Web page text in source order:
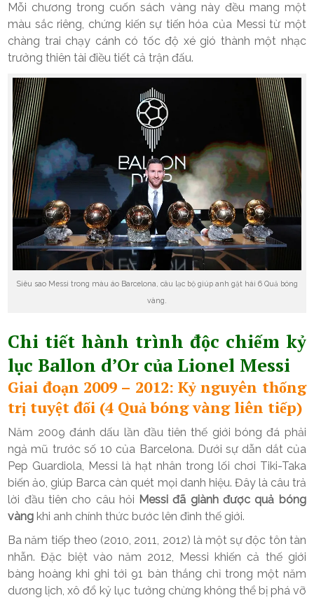
Mỗi chương trong cuốn sách vàng này đều mang một
màu sắc riêng, chứng kiến sự tiến hóa của Messi từ một
chàng trai chạy cánh có tốc độ xé gió thành một nhạc
trưởng thiên tài điều tiết cả trận đấu.
Siêu sao Messi trong màu áo Barcelona, câu lạc bộ giúp anh gặt hái 6 Quả bóng
vàng.
Chi tiết hành trình độc chiếm kỷ
lục Ballon d’Or của Lionel Messi
Giai đoạn 2009 – 2012: Kỷ nguyên thống
trị tuyệt đối (4 Quả bóng vàng liên tiếp)
Năm 2009 đánh dấu lần đầu tiên thế giới bóng đá phải
ngả mũ trước số 10 của Barcelona. Dưới sự dẫn dắt của
Pep Guardiola, Messi là hạt nhân trong lối chơi Tiki-Taka
biến ảo, giúp Barca càn quét mọi danh hiệu. Đây là câu trả
lời đầu tiên cho câu hỏi Messi đã giành được quả bóng
vàng khi anh chính thức bước lên đỉnh thế giới.
Ba năm tiếp theo (2010, 2011, 2012) là một sự độc tôn tàn
nhẫn. Đặc biệt vào năm 2012, Messi khiến cả thế giới
bàng hoàng khi ghi tới 91 bàn thắng chỉ trong một năm
dương lịch, xô đổ kỷ lục tưởng chừng không thể bị phá vỡ